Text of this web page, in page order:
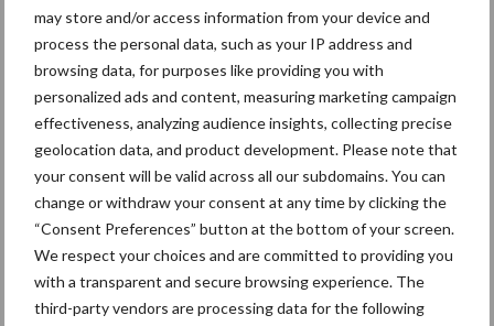
may store and/or access information from your device and
process the personal data, such as your IP address and
browsing data, for purposes like providing you with
personalized ads and content, measuring marketing campaign
effectiveness, analyzing audience insights, collecting precise
geolocation data, and product development. Please note that
your consent will be valid across all our subdomains. You can
change or withdraw your consent at any time by clicking the
“Consent Preferences” button at the bottom of your screen.
We respect your choices and are committed to providing you
with a transparent and secure browsing experience. The
third-party vendors are processing data for the following
Themapagina
Diergezondheid Fokkerij Huisvesting
Afrikaanse
varkenspest
Brachyspira